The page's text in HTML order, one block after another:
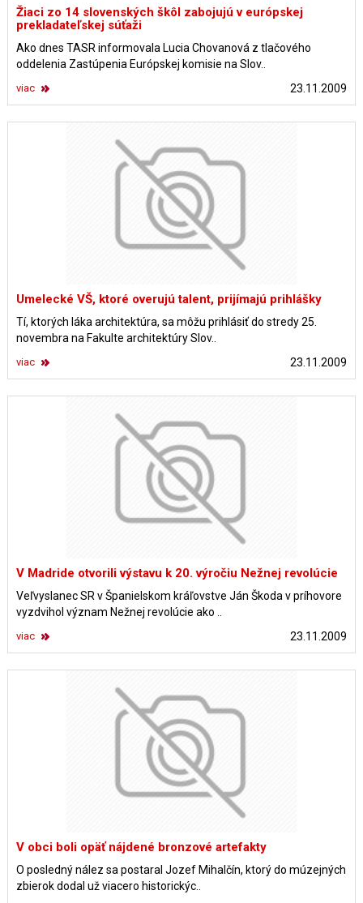
Žiaci zo 14 slovenských škôl zabojujú v európskej
prekladateľskej súťaži
Ako dnes TASR informovala Lucia Chovanová z tlačového
oddelenia Zastúpenia Európskej komisie na Slov..
23.11.2009
viac
Umelecké VŠ, ktoré overujú talent, prijímajú prihlášky
Tí, ktorých láka architektúra, sa môžu prihlásiť do stredy 25.
novembra na Fakulte architektúry Slov..
23.11.2009
viac
V Madride otvorili výstavu k 20. výročiu Nežnej revolúcie
Veľvyslanec SR v Španielskom kráľovstve Ján Škoda v príhovore
vyzdvihol význam Nežnej revolúcie ako ..
23.11.2009
viac
V obci boli opäť nájdené bronzové artefakty
O posledný nález sa postaral Jozef Mihalčín, ktorý do múzejných
zbierok dodal už viacero historickýc..